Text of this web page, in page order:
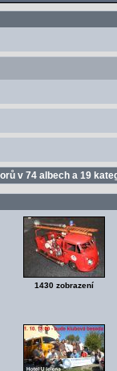
v 74albech a 19
1430 zobrazení